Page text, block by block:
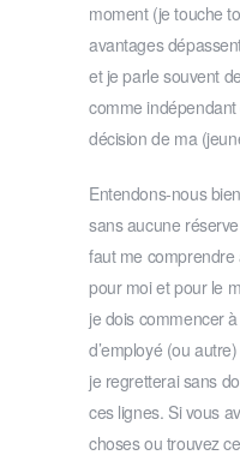
moment (je touche
avantages
et je parle souvent
comme
décision de ma
Entendons-nous
sans aucune
faut me comprendre
pour moi et pour le
je dois commencer
d’employé (ou
je regretterai sans
ces lignes. Si vous
choses ou trouvez